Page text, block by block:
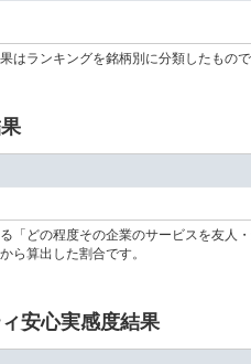
はランキングを銘柄別に分類したもので
「どの程度その企業のサービスを友人
ら算出した割合です。
安心実感度結果